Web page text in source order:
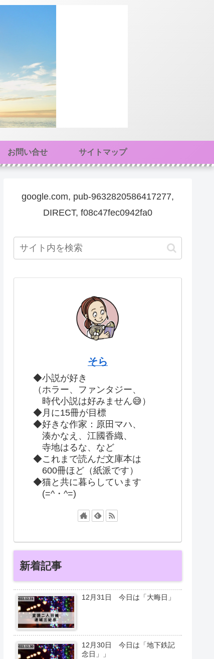
お問い合せ サイトマップ
google.com, pub-9632820586417277,
DIRECT, f08c47fec0942fa0
そら
◆小説が好き
（ホラー、ファンタジー、
時代小説は好みません😅）
◆月に15冊が目標
◆好きな作家：原田マハ、
湊かなえ、江國香織、
寺地はるな、など
◆これまで読んだ文庫本は
600冊ほど（紙派です）
◆猫と共に暮らしています
(=^・^=)
新着記事
12月31日 今日は「大晦日」
12月30日 今日は「地下鉄記
念日」」